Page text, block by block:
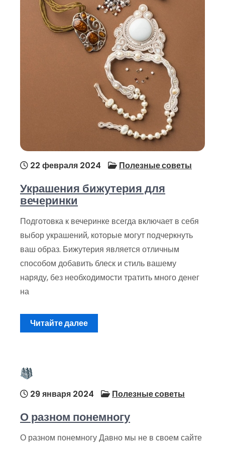
22 февраля 2024 Полезные советы
Украшения бижутерия для
вечеринки
Подготовка к вечеринке всегда включает в себя
выбор украшений, которые могут подчеркнуть
ваш образ. Бижутерия является отличным
способом добавить блеск и стиль вашему
наряду, без необходимости тратить много денег
на
Читайте далее
29 января 2024 Полезные советы
О разном понемногу
О разном понемногу Давно мы не в своем сайте